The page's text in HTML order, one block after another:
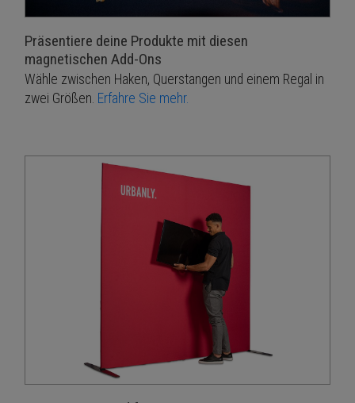
Präsentiere deine Produkte mit diesen
magnetischen Add-Ons
Wähle zwischen Haken, Querstangen und einem Regal in
zwei Größen. Erfahre Sie mehr.